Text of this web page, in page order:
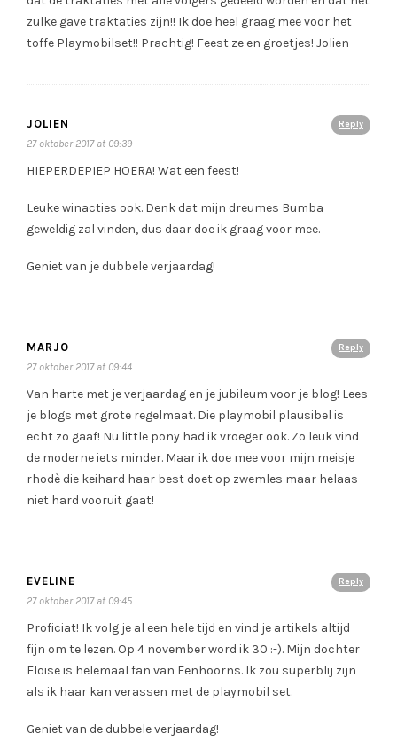
zulke gave traktaties zijn!! Ik doe heel graag mee voor het
toffe Playmobilset!! Prachtig! Feest ze en groetjes! Jolien
Reply
JOLIEN
27 oktober 2017 at 09:39
HIEPERDEPIEP HOERA! Wat een feest!
Leuke winacties ook. Denk dat mijn dreumes Bumba
geweldig zal vinden, dus daar doe ik graag voor mee.
Geniet van je dubbele verjaardag!
Reply
MARJO
27 oktober 2017 at 09:44
Van harte met je verjaardag en je jubileum voor je blog! Lees
je blogs met grote regelmaat. Die playmobil plausibel is
echt zo gaaf! Nu little pony had ik vroeger ook. Zo leuk vind
de moderne iets minder. Maar ik doe mee voor mijn meisje
rhodè die keihard haar best doet op zwemles maar helaas
niet hard vooruit gaat!
Reply
EVELINE
27 oktober 2017 at 09:45
Proficiat! Ik volg je al een hele tijd en vind je artikels altijd
fijn om te lezen. Op 4 november word ik 30 :-). Mijn dochter
Eloise is helemaal fan van Eenhoorns. Ik zou superblij zijn
als ik haar kan verassen met de playmobil set.
Geniet van de dubbele verjaardag!